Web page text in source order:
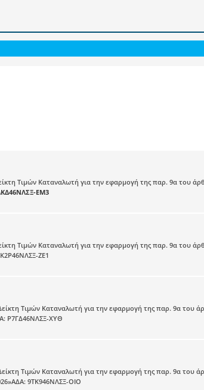
Τιμών Καταναλωτή για την εφαρμογή της παρ. 9α του
ΕΜ3
Τιμών Καταναλωτή για την εφαρμογή της παρ. 9α του
ΖΕ1
Τιμών Καταναλωτή για την εφαρμογή της παρ. 9α του
Ρ7ΓΔ46ΝΛΣΞ-ΧΥΘ
Τιμών Καταναλωτή για την εφαρμογή της παρ. 9α του
9ΤΚ946ΝΛΣΞ-ΟΙΟ